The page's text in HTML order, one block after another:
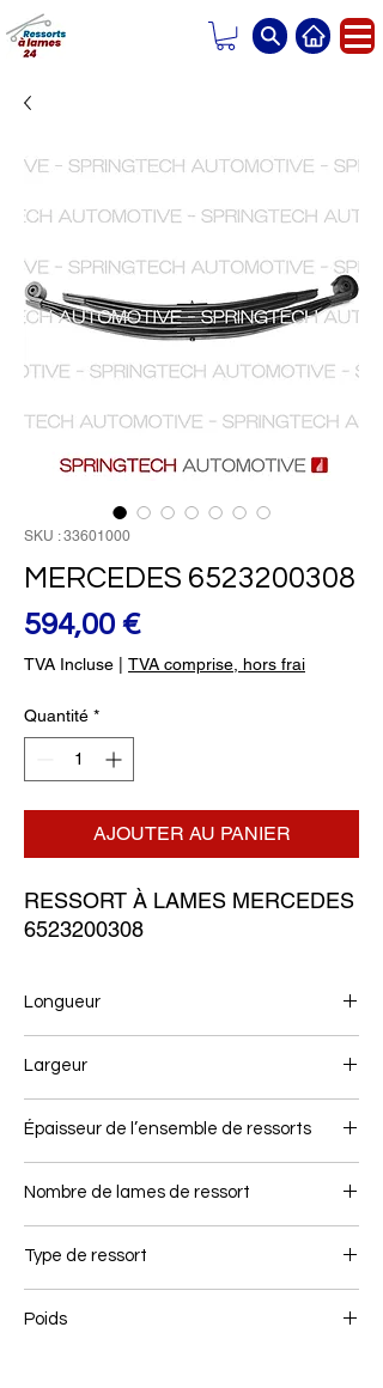
SKU : 33601000
MERCEDES 6523200308
594,00 €Prix
TVA Incluse TVA comprise, hors frai
Quantité *
AJOUTER AU PANIER
RESSORT À LAMES MERCEDES
6523200308
Longueur
Largeur
Épaisseur de l’ensemble de ressorts
Nombre de lames de ressort
Type de ressort
Poids